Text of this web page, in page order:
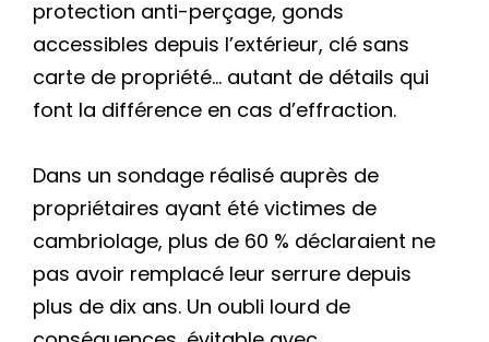
protection anti-perçage, gonds
accessibles depuis l’extérieur, clé sans
carte de propriété… autant de détails qui
font la différence en cas d’effraction.
Dans un sondage réalisé auprès de
propriétaires ayant été victimes de
cambriolage, plus de 60 % déclaraient ne
pas avoir remplacé leur serrure depuis
plus de dix ans. Un oubli lourd de